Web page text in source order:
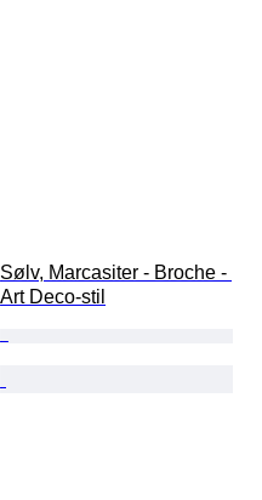
Sølv, Marcasiter - Broche -
Art Deco-stil